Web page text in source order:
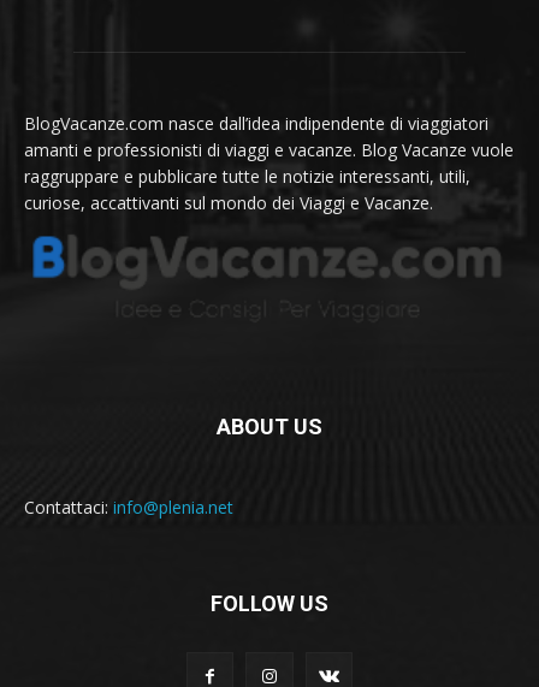
BlogVacanze.com nasce dall’idea indipendente di viaggiatori
amanti e professionisti di viaggi e vacanze. Blog Vacanze vuole
raggruppare e pubblicare tutte le notizie interessanti, utili,
curiose, accattivanti sul mondo dei Viaggi e Vacanze.
ABOUT US
Contattaci: info@plenia.net
FOLLOW US